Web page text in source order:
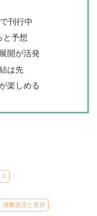
刊行中
と予想
開が活発
は先
楽しめる
連載状況と進捗